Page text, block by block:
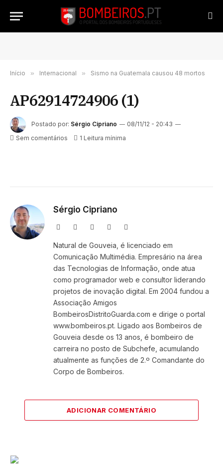
Início » Internacional » Sismo na Guatemala causou 48 mortos
AP62914724906 (1)
Postado por: Sérgio Cipriano
08/11/12 - 20:43
Sem comentários
1 Leitura mínima
Sérgio Cipriano
Website Facebook Instagram
Natural de Gouveia, é licenciado em
Comunicação Multimédia. Empresário na área
das Tecnologias de Informação, onde atua
como programador web e consultor liderando
projetos de inovação digital. Em 2004 fundou a
Associação Amigos
BombeirosDistritoGuarda.com e dirige o portal
www.bombeiros.pt. Ligado aos Bombeiros de
Gouveia desde os 13 anos, é bombeiro de
carreira no posto de Subchefe, acumulando
atualmente as funções de 2.º Comandante do
Corpo de Bombeiros.
ADICIONAR COMENTÁRIO